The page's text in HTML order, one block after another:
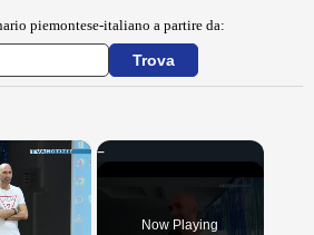
piemontese-italiano a partire da:
×
Now Playing